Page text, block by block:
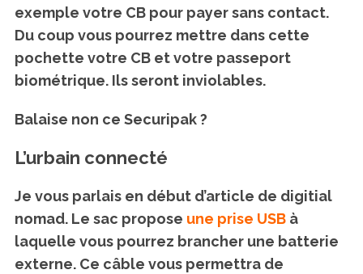
exemple votre CB pour payer sans contact.
Du coup vous pourrez mettre dans cette
pochette votre CB et votre passeport
biométrique. Ils seront inviolables.
Balaise non ce Securipak ?
L’urbain connecté
Je vous parlais en début d’article de digitial
nomad. Le sac propose une prise USBà
laquelle vous pourrez brancher une batterie
externe. Ce câble vous permettra de